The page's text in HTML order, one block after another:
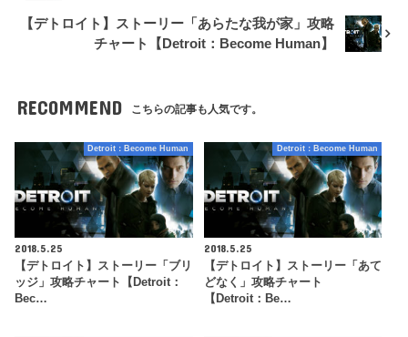
【デトロイト】ストーリー「あらたな我が家」攻略
チャート【Detroit：Become Human】
RECOMMEND こちらの記事も人気です。
Detroit：Become Human
2018.5.25
【デトロイト】ストーリー「ブリ
ッジ」攻略チャート【Detroit：
Bec…
Detroit：Become Human
2018.5.25
【デトロイト】ストーリー「あて
どなく」攻略チャート
【Detroit：Be…